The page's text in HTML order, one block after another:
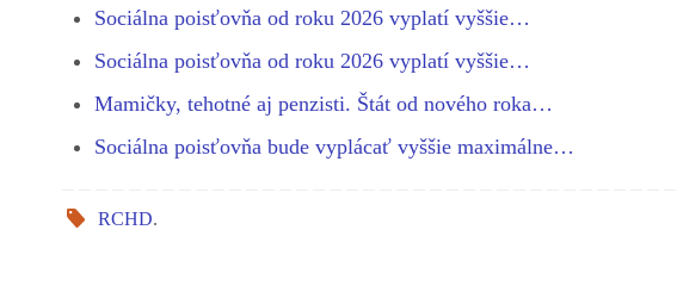
Sociálna poisťovňa od roku 2026 vyplatí vyššie…
Sociálna poisťovňa od roku 2026 vyplatí vyššie…
Mamičky, tehotné aj penzisti. Štát od nového roka…
Sociálna poisťovňa bude vyplácať vyššie maximálne…
RCHD.